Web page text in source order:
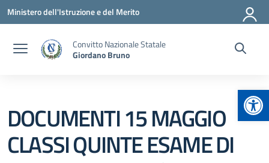
Vai ai contenuti
Vai al menu di navigazione
Vai al footer
Ministero dell'Istruzione e del Merito
Convitto Nazionale Statale
Giordano Bruno
DOCUMENTI 15 MAGGIO
CLASSI QUINTE ESAME DI